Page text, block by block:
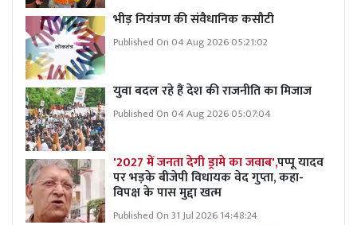
भीड़ नियंत्रण की संवैधानिक कसौटी
Published On 04 Aug 2026 05:21:02
युवा बदल रहे हैं देश की राजनीति का मिजाज
Published On 04 Aug 2026 05:07:04
'2027 में जनता देगी ड्रामे का जवाब',पप्पू यादव
पर भड़के बीजेपी विधायक वेद गुप्ता, कहा-
विपक्ष के पास मुद्दा खत्म
Published On 31 Jul 2026 14:48:24